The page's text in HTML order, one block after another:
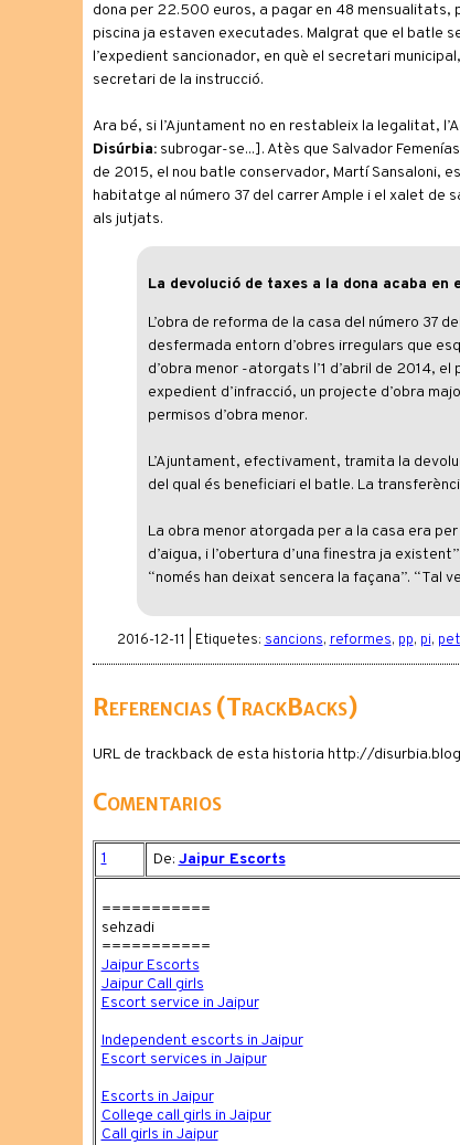
dona per 22.500 euros, a pagar en 48 mensualitats,
piscina ja estaven executades. Malgrat que el batle
l’expedient sancionador, en què el secretari
secretari de la instrucció.
Ara bé, si l’Ajuntament no en restableix la legalitat,
Disúrbia:subrogar-se...]. Atès que Salvador
de 2015, el nou batle conservador, Martí Sansaloni,
habitatge al número 37 del carrer Ample i el xalet de
als jutjats.
La devolució de taxes a la dona acaba en
L’obra de reforma de la casa del número 37
desfermada entorn d’obres irregulars que
d’obra menor -atorgats l’1 d’abril de 2014,
expedient d’infracció, un projecte d’obra
permisos d’obra menor.
L’Ajuntament, efectivament, tramita la
del qual és beneficiari el batle. La
La obra menor atorgada per a la casa era
d’aigua, i l’obertura d’una finestra ja
“només han deixat sencera la façana”. “Tal
2016-12-11 | Etiquetes: sancions, reformes, pp, pi,
Referencias (TrackBacks)
URL de trackback de esta historia http://
Comentarios
1 De: Jaipur Escorts
===========
sehzadi
===========
Jaipur Escorts
Jaipur Call girls
Escort service in Jaipur
Independent escorts in Jaipur
Escort services in Jaipur
Escorts in Jaipur
College call girls in Jaipur
Call girls in Jaipur